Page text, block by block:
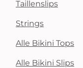
Taillenslips
Strings
Alle Bikini Tops
Alle Bikini Slips